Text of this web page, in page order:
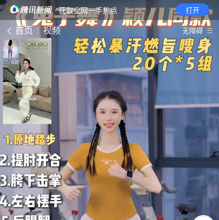
· 获取全网一手热点 打开
首页 视频 无障碍